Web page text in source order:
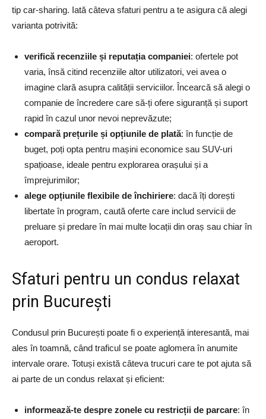
tip car-sharing. Iată câteva sfaturi pentru a te asigura că alegi
varianta potrivită:
verifică recenziile și reputația companiei: ofertele pot
varia, însă citind recenziile altor utilizatori, vei avea o
imagine clară asupra calității serviciilor. Încearcă să alegi o
companie de încredere care să-ți ofere siguranță și suport
rapid în cazul unor nevoi neprevăzute;
compară prețurile și opțiunile de plată: în funcție de
buget, poți opta pentru mașini economice sau SUV-uri
spațioase, ideale pentru explorarea orașului și a
împrejurimilor;
alege opțiunile flexibile de închiriere: dacă îți dorești
libertate în program, caută oferte care includ servicii de
preluare și predare în mai multe locații din oraș sau chiar în
aeroport.
Sfaturi pentru un condus relaxat
prin București
Condusul prin București poate fi o experiență interesantă, mai
ales în toamnă, când traficul se poate aglomera în anumite
intervale orare. Totuși există câteva trucuri care te pot ajuta să
ai parte de un condus relaxat și eficient:
informează-te despre zonele cu restricții de parcare: în